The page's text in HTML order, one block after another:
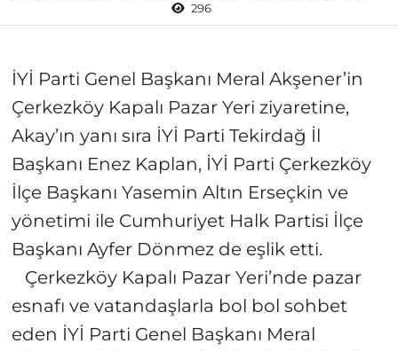
296
İYİ Parti Genel Başkanı Meral Akşener’in
Çerkezköy Kapalı Pazar Yeri ziyaretine,
Akay’ın yanı sıra İYİ Parti Tekirdağ İl
Başkanı Enez Kaplan, İYİ Parti Çerkezköy
İlçe Başkanı Yasemin Altın Erseçkin ve
yönetimi ile Cumhuriyet Halk Partisi İlçe
Başkanı Ayfer Dönmez de eşlik etti.
Çerkezköy Kapalı Pazar Yeri’nde pazar
esnafı ve vatandaşlarla bol bol sohbet
eden İYİ Parti Genel Başkanı Meral